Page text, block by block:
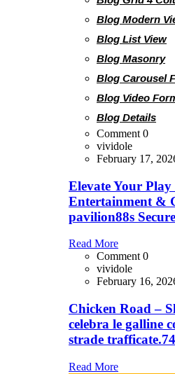
Blog Modern
Blog List View
Blog Masonry
Blog Carousel
Blog Video
Blog Details
Comment 0
vividole
February 17,
Elevate Your
Entertainment &
pavilion88s
Read More
Comment 0
vividole
February 16,
Chicken Road –
celebra le galline
strade
Read More